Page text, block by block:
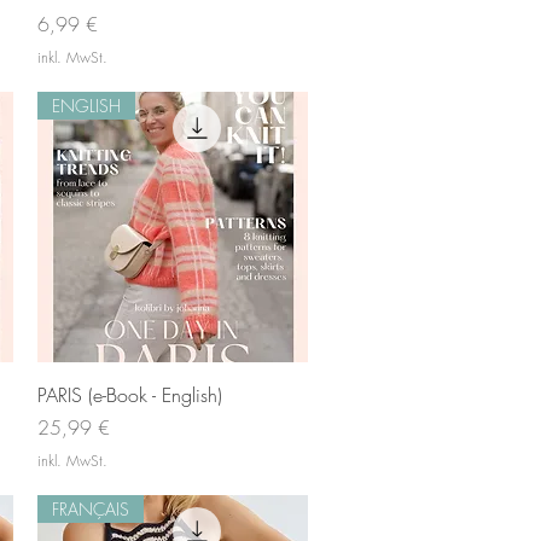
Preis
6,99 €
inkl. MwSt.
Schnellansicht
ENGLISH
PARIS (e-Book - English)
Preis
25,99 €
inkl. MwSt.
FRANÇAIS